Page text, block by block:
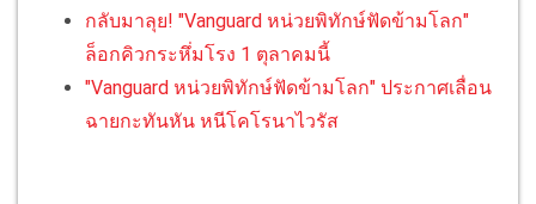
กลับมาลุย! "Vanguard หน่วยพิทักษ์ฟัดข้ามโลก"
ล็อกคิวกระหึ่มโรง 1 ตุลาคมนี้
"Vanguard หน่วยพิทักษ์ฟัดข้ามโลก" ประกาศเลื่อน
ฉายกะทันหัน หนีโคโรนาไวรัส